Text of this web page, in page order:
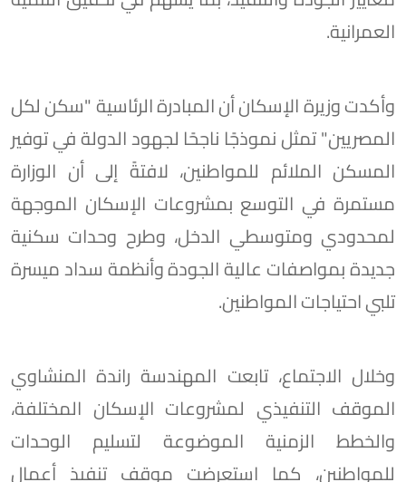
العمرانية.
وأكدت وزيرة الإسكان أن المبادرة الرئاسية "سكن لكل
المصريين" تمثل نموذجًا ناجحًا لجهود الدولة في توفير
المسكن الملائم للمواطنين، لافتةً إلى أن الوزارة
مستمرة في التوسع بمشروعات الإسكان الموجهة
لمحدودي ومتوسطي الدخل، وطرح وحدات سكنية
جديدة بمواصفات عالية الجودة وأنظمة سداد ميسرة
تلبي احتياجات المواطنين.
وخلال الاجتماع، تابعت المهندسة راندة المنشاوي
الموقف التنفيذي لمشروعات الإسكان المختلفة،
والخطط الزمنية الموضوعة لتسليم الوحدات
للمواطنين، كما استعرضت موقف تنفيذ أعمال